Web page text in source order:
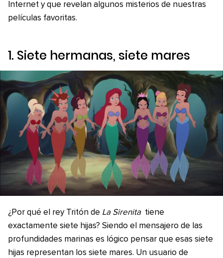
Internet y que revelan algunos misterios de nuestras
películas favoritas.
1. Siete hermanas, siete mares
¿Por qué el rey Tritón de La Sirenita tiene
exactamente siete hijas? Siendo el mensajero de las
profundidades marinas es lógico pensar que esas siete
hijas representan los siete mares. Un usuario de